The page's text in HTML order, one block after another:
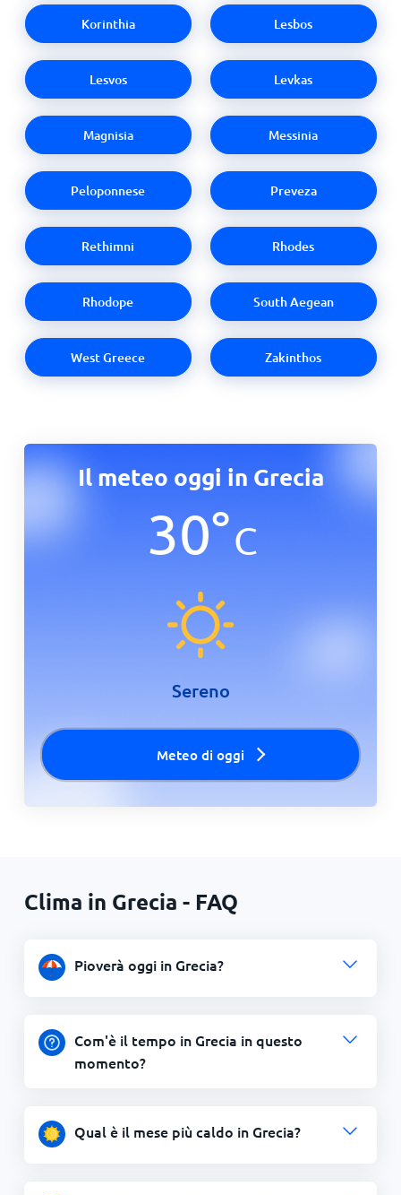
Korinthia Lesbos
Lesvos Levkas
Magnisia Messinia
Peloponnese Preveza
Rethimni Rhodes
Rhodope South Aegean
West Greece Zakinthos
Il meteo oggi in Grecia
30°C
Sereno
Meteo di oggi
Clima in Grecia - FAQ
Pioverà oggi in Grecia?
Com'è il tempo in Grecia in questo
momento?
Qual è il mese più caldo in Grecia?